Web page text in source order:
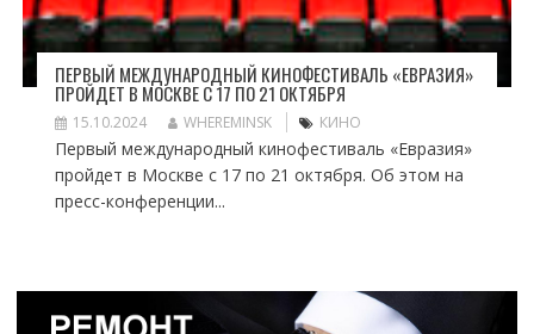
ПЕРВЫЙ МЕЖДУНАРОДНЫЙ КИНОФЕСТИВАЛЬ «ЕВРАЗИЯ»
ПРОЙДЕТ В МОСКВЕ С 17 ПО 21 ОКТЯБРЯ
15.10.2024 WHEREMINSK КИНО
Первый международный кинофестиваль «Евразия»
пройдет в Москве с 17 по 21 октября. Об этом на
пресс-конференции...